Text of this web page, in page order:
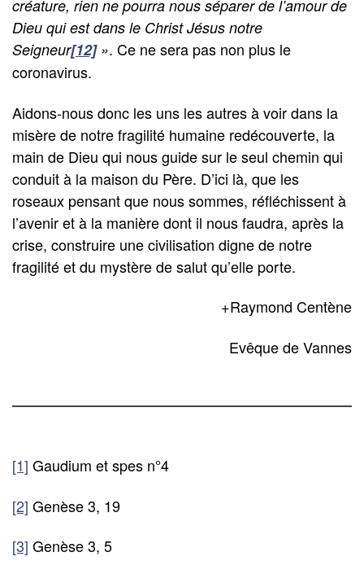
créature, rien ne pourra nous séparer de l’amour de
Dieu qui est dans le Christ Jésus notre
Seigneur[12]». Ce ne sera pas non plus le
coronavirus.
Aidons-nous donc les uns les autres à voir dans la
misère de notre fragilité humaine redécouverte, la
main de Dieu qui nous guide sur le seul chemin qui
conduit à la maison du Père. D’ici là, que les
roseaux pensant que nous sommes, réfléchissent à
l’avenir et à la manière dont il nous faudra, après la
crise, construire une civilisation digne de notre
fragilité et du mystère de salut qu’elle porte.
+Raymond Centène
Evêque de Vannes
[1] Gaudium et spes n°4
[2] Genèse 3, 19
[3] Genèse 3, 5